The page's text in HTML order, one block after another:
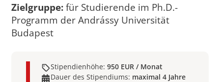
Zielgruppe:für Studierende im Ph.D.-
Programm der Andrássy Universität
Budapest
Stipendienhöhe: 950 EUR / Monat
Dauer des Stipendiums: maximal 4 Jahre